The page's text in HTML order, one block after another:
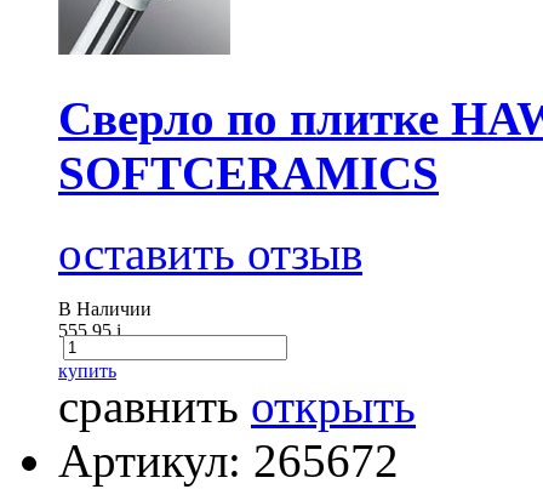
Сверло по плитке
SOFTCERAMICS
оставить отзыв
В Наличии
555.95i
купить
сравнить открыть
Артикул: 265672